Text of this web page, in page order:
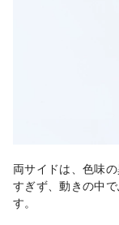
両サイドは、色味
すぎず、動きの中
す。